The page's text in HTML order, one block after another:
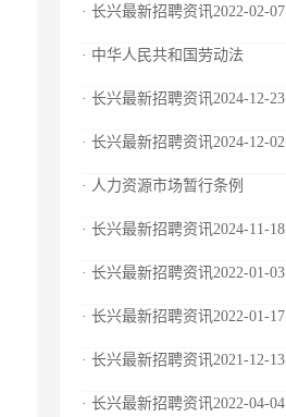
· 长兴最新招聘资讯2022-02-07
· 中华人民共和国劳动法
· 长兴最新招聘资讯2024-12-23
· 长兴最新招聘资讯2024-12-02
· 人力资源市场暂行条例
· 长兴最新招聘资讯2024-11-18
· 长兴最新招聘资讯2022-01-03
· 长兴最新招聘资讯2022-01-17
· 长兴最新招聘资讯2021-12-13
· 长兴最新招聘资讯2022-04-04